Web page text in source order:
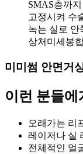
SMAS층까
고정시켜 수
녹는 실로 안
상처미세봉
미미썸 안면거
이런 분들에
오래가는 리
레이저나 실
전체적인 얼